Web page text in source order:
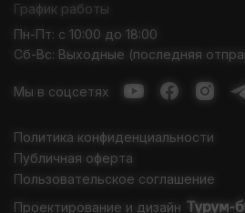
График работы
Пн-Пт: с 10:00 до 18:00
Сб-Вс: Выходные (последняя
Мы в соцсетях
Политика конфиденциальности
Публичная оферта
Пользовательское соглашение
Проектирование и дизайн